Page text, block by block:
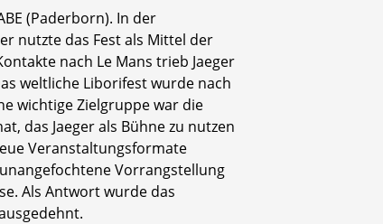
(Paderborn). In der
nutzte das Fest als Mittel der
nach Le Mans trieb Jaeger
weltliche Liborifest wurde nach
wichtige Zielgruppe war die
das Jaeger als Bühne zu nutzen
Veranstaltungsformate
Vorrangstellung
Als Antwort wurde das